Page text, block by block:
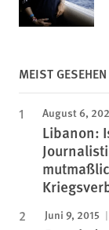
MEIST GESEHEN
August 6,
Libanon:
Juni 9, 2015